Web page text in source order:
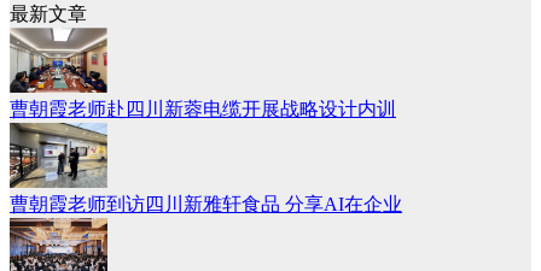
最新文章
曹朝霞老师赴四川新蓉电缆开展战略设计内训
曹朝霞老师到访四川新雅轩食品 分享AI在企业